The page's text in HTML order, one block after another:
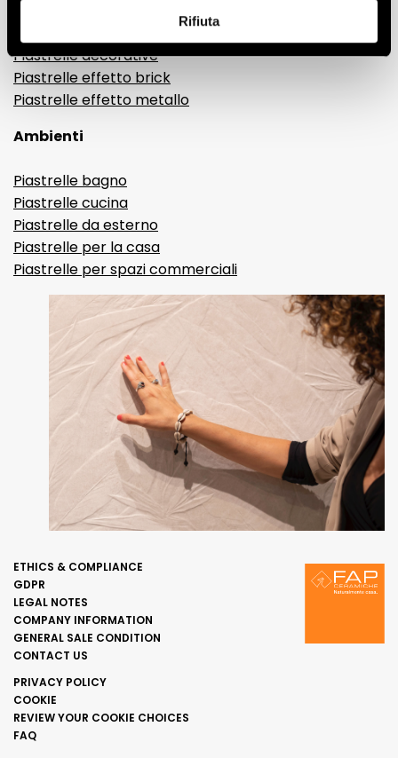
Rifiuta
Piastrelle decorative
Piastrelle effetto brick
Piastrelle effetto metallo
Ambienti
Piastrelle bagno
Piastrelle cucina
Piastrelle da esterno
Piastrelle per la casa
Piastrelle per spazi commerciali
ETHICS & COMPLIANCE
GDPR
LEGAL NOTES
COMPANY INFORMATION
GENERAL SALE CONDITION
CONTACT US
PRIVACY POLICY
COOKIE
REVIEW YOUR COOKIE CHOICES
FAQ